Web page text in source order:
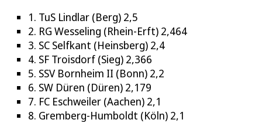
1. TuS Lindlar (Berg) 2,5
2. RG Wesseling (Rhein-Erft) 2,464
3. SC Selfkant (Heinsberg) 2,4
4. SF Troisdorf (Sieg) 2,366
5. SSV Bornheim II (Bonn) 2,2
6. SW Düren (Düren) 2,179
7. FC Eschweiler (Aachen) 2,1
8. Gremberg-Humboldt (Köln) 2,1